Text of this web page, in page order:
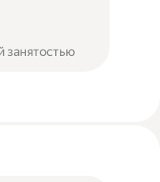
занятостью